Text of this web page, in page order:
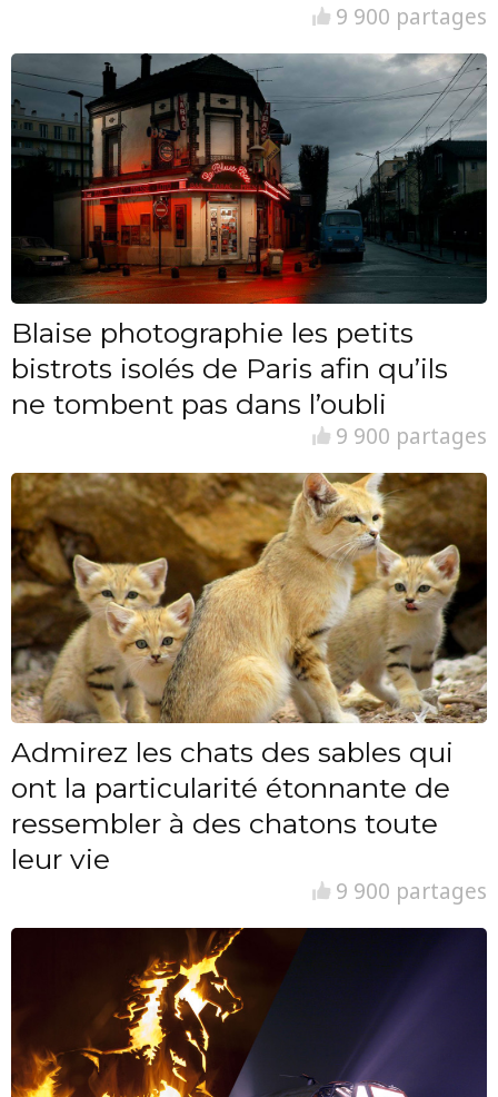
9 900 partages
Blaise photographie les petits
bistrots isolés de Paris afin qu’ils
ne tombent pas dans l’oubli
9 900 partages
Admirez les chats des sables qui
ont la particularité étonnante de
ressembler à des chatons toute
leur vie
9 900 partages